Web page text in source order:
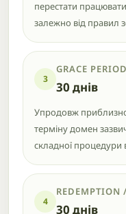
перестати
залежно від правил
3
GRACE PERIOD
30 днів
Упродовж
терміну домен
складної процедури
4
REDEMPTION
30 днів